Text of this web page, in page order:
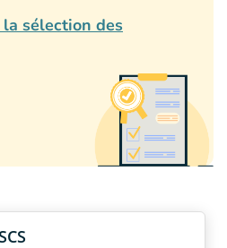
sélection des